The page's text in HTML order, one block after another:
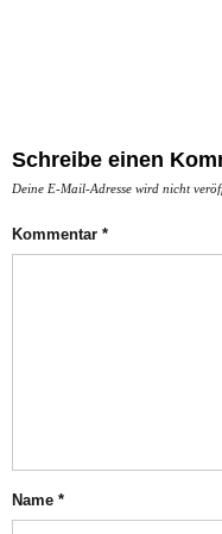
Schreibe einen
Deine E-Mail-Adresse wird nicht
Kommentar *
Name *